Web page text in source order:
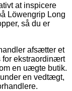
at inspicere
Löwengrip Long
så du er
afsætter et
for ekstraordinært
en uægte butik.
en vedtægt,